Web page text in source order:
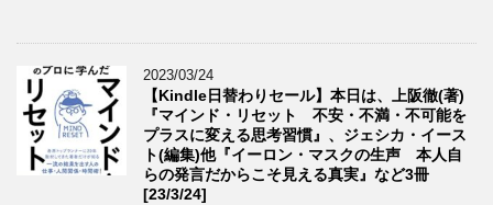
2023/03/24
【Kindle日替わりセール】本日は、上阪徹(著)
『マインド・リセット 不安・不満・不可能を
プラスに変える思考習慣』、ジェシカ・イース
ト(編集)他『イーロン・マスクの生声 本人自
らの発言だからこそ見える真実』など3冊
[23/3/24]